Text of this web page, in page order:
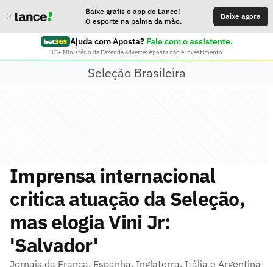
Baixe grátis o app do Lance!
O esporte na palma da mão.
Baixe agora
Ajuda com Aposta? Fale com o assistente.
18+ Ministério da Fazenda adverte: Aposta não é investimento
Seleção Brasileira
Imprensa internacional
critica atuação da Seleção,
mas elogia Vini Jr:
'Salvador'
Jornais da França, Espanha, Inglaterra, Itália e Argentina